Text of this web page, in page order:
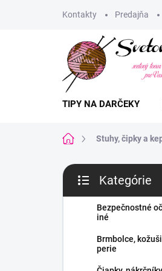
Kontakty Predajňa
TIPY NA DARČEKY
DomovStuhy, čipky a
B
č
kategórie
Kategórie
Bezpečnostné
iné
Brmbolce,
perie